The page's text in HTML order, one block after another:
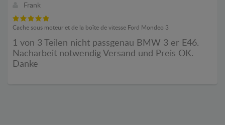
Frank
Cache sous moteur et de la boîte de vitesse Ford Mondeo 3
1 von 3 Teilen nicht passgenau BMW 3 er E46.
Nacharbeit notwendig Versand und Preis OK.
Danke